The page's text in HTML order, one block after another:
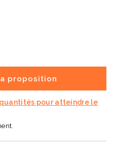
proposition
pour atteindre le